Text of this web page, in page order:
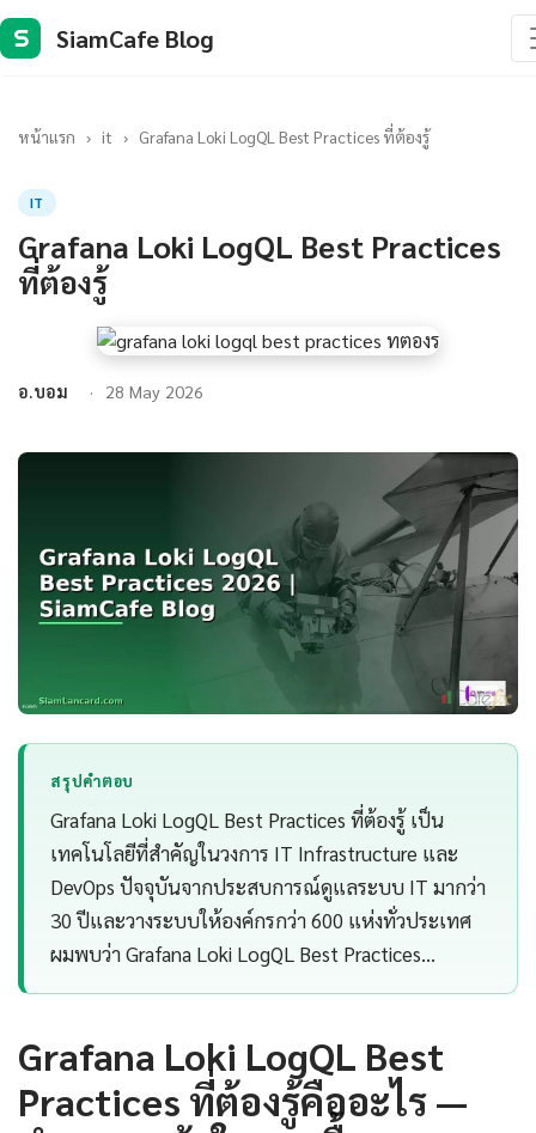
S SiamCafe Blog
หน้าแรก › it › Grafana Loki LogQL Best Practices ที่ต้องรู้
IT
Grafana Loki LogQL Best Practices
ที่ต้องรู้
อ.บอม 28 May 2026
สรุปคำตอบ
Grafana Loki LogQL Best Practices ที่ต้องรู้ เป็น
เทคโนโลยีที่สำคัญในวงการ IT Infrastructure และ
DevOps ปัจจุบันจากประสบการณ์ดูแลระบบ IT มากว่า
30 ปีและวางระบบให้องค์กรกว่า 600 แห่งทั่วประเทศ
ผมพบว่า Grafana Loki LogQL Best Practices…
Grafana Loki LogQL Best
Practices ที่ต้องรู้คืออะไร —